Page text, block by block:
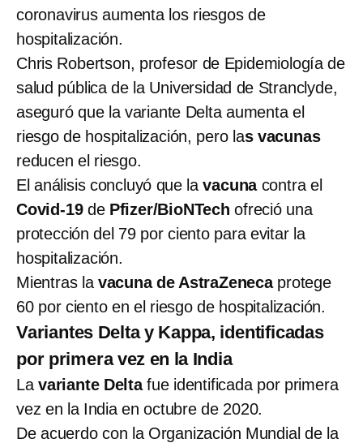
coronavirus aumenta los riesgos de
hospitalización.
Chris Robertson, profesor de Epidemiología de
salud pública de la Universidad de Stranclyde,
aseguró que la variante Delta aumenta el
riesgo de hospitalización, pero las vacunas
reducen el riesgo.
El análisis concluyó que lavacunacontra el
Covid-19dePfizer/BioNTech ofreció una
protección del 79 por ciento para evitar la
hospitalización.
Mientras lavacuna de AstraZenecaprotege
60 por ciento en el riesgo de hospitalización.
Variantes Delta y Kappa, identificadas
por primera vez en la India
La variante Deltafue identificada por primera
vez en la India en octubre de 2020.
De acuerdo con la Organización Mundial de la